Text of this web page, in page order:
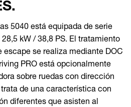
5040 está equipada de serie
kW / 38,8 PS. El tratamiento
escape se realiza mediante DOC
PRO está opcionalmente
sobre ruedas con dirección
de una característica con
diferentes que asisten al